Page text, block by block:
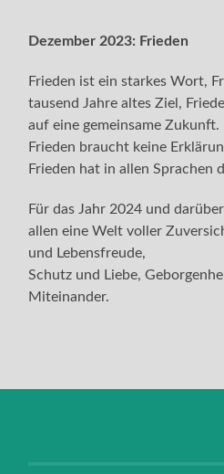
Dezember 2023: Frieden
Frieden ist ein starkes Wort,
tausend Jahre altes Ziel,
auf eine gemeinsame Zukunft.
Frieden braucht keine
Frieden hat in allen Sprachen
Für das Jahr 2024 und
allen eine Welt voller
und Lebensfreude,
Schutz und Liebe,
Miteinander.